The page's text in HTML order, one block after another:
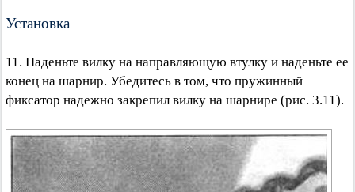
Установка
11. Наденьте вилку на направляющую втулку и наденьте ее
конец на шарнир. Убедитесь в том, что пружинный
фиксатор надежно закрепил вилку на шарнире (рис. 3.11).